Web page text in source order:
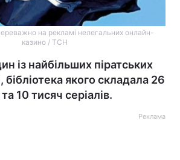
на рекламі нелегальних онлайн-
казино / ТСН
із найбільших піратських
бібліотека якого складала 26
10 тисяч серіалів.
Реклама